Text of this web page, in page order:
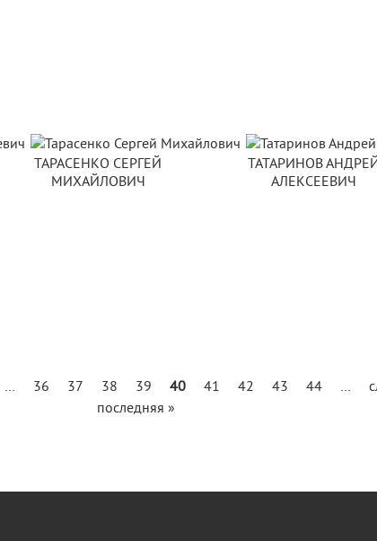
ТАРАСЕНКО СЕРГЕЙ
МИХАЙЛОВИЧ
ТАТАРИНОВ
АЛЕКСЕЕВИЧ
… 36 37 38 39 40 41 42 43 44 …
последняя »